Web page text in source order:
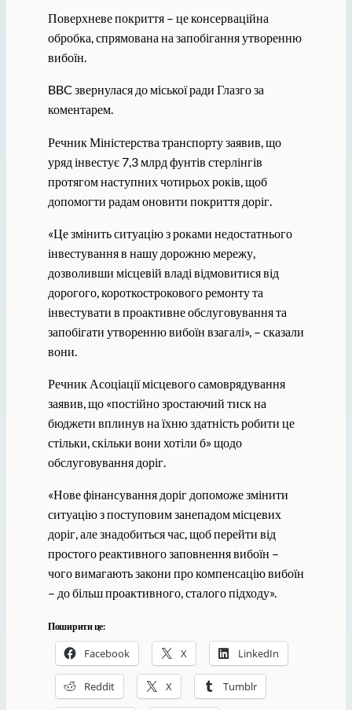
Поверхневе покриття – це консерваційна
обробка, спрямована на запобігання утворенню
вибоїн.
BBC звернулася до міської ради Глазго за
коментарем.
Речник Міністерства транспорту заявив, що
уряд інвестує 7,3 млрд фунтів стерлінгів
протягом наступних чотирьох років, щоб
допомогти радам оновити покриття доріг.
«Це змінить ситуацію з роками недостатнього
інвестування в нашу дорожню мережу,
дозволивши місцевій владі відмовитися від
дорогого, короткострокового ремонту та
інвестувати в проактивне обслуговування та
запобігати утворенню вибоїн взагалі», – сказали
вони.
Речник Асоціації місцевого самоврядування
заявив, що «постійно зростаючий тиск на
бюджети вплинув на їхню здатність робити це
стільки, скільки вони хотіли б» щодо
обслуговування доріг.
«Нове фінансування доріг допоможе змінити
ситуацію з поступовим занепадом місцевих
доріг, але знадобиться час, щоб перейти від
простого реактивного заповнення вибоїн –
чого вимагають закони про компенсацію вибоїн
– до більш проактивного, сталого підходу».
Поширити це:
Facebook X LinkedIn
Reddit X Tumblr